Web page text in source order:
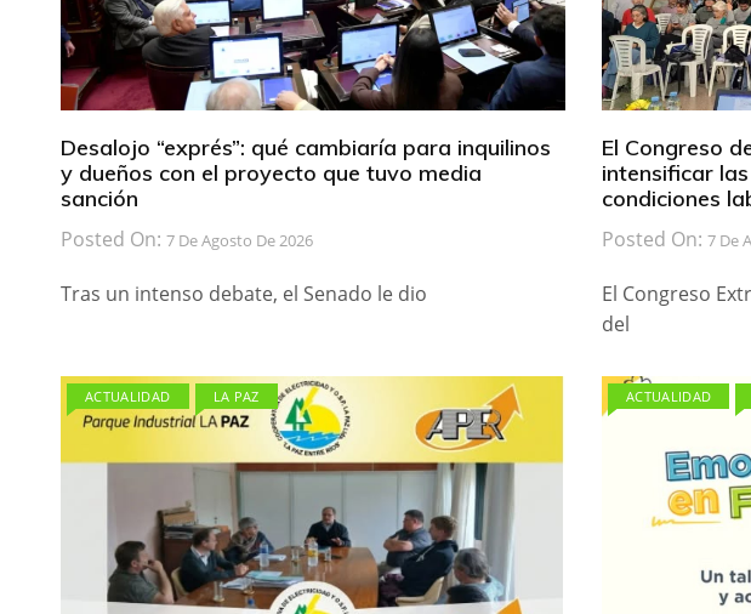
Desalojo “exprés”: qué cambiaría para inquilinos
y dueños con el proyecto que tuvo media
sanción
Posted On: 7 De Agosto De 2026
Tras un intenso debate, el Senado le dio
El Congreso
intensificar
condiciones
Posted On: 7 De
El Congreso
del
ACTUALIDAD LA PAZ ACTUALIDAD